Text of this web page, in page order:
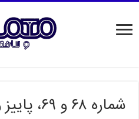
شماره ۶۸ و ۶۹، پاییز و زمستان ۱۴۰۲